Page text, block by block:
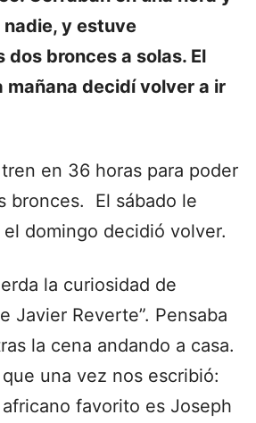
nadie, y estuve
bronces a solas. El
mañana decidí volver a ir
en 36 horas para poder
bronces. El sábado le
domingo decidió volver.
la curiosidad de
Javier Reverte”. Pensaba
la cena andando a casa.
una vez nos escribió:
favorito es Joseph